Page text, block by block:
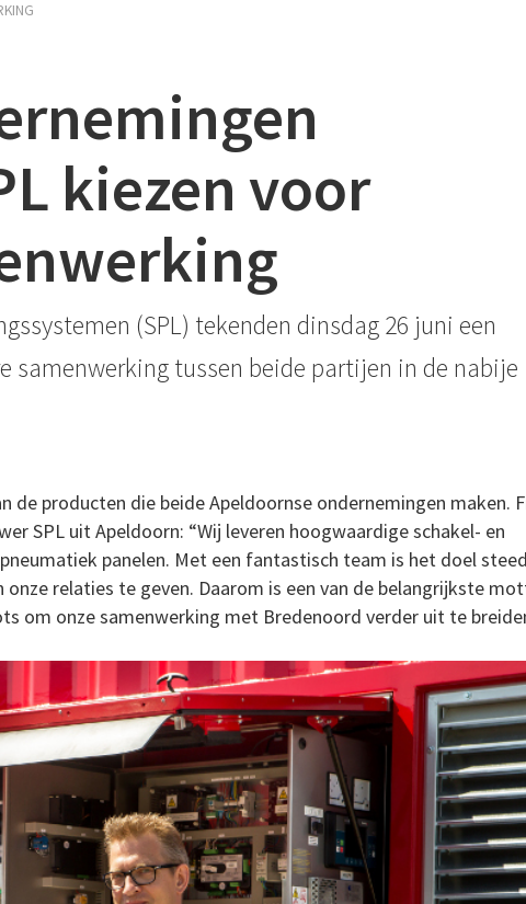
kiezen voor
(SPL) tekenden dinsdag 26 juni een
samenwerking tussen beide partijen in de nabije
producten die beide Apeldoornse ondernemingen maken.
SPL uit Apeldoorn: “Wij leveren hoogwaardige schakel- en
panelen. Met een fantastisch team is het doel
relaties te geven. Daarom is een van de belangrijkste
om onze samenwerking met Bredenoord verder uit te